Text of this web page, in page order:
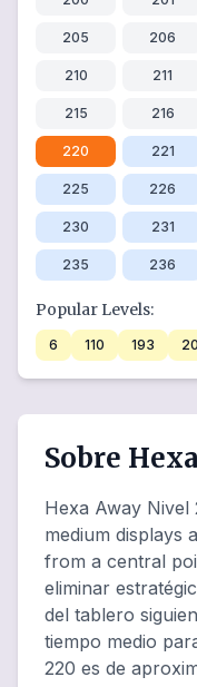
205 206
210 211
215 216
220 221
225 226
230 231
235 236
Popular Levels:
6 110 193
Sobre
Hexa Away Nivel
medium displays
from a central
eliminar
del tablero
tiempo medio
220 es de